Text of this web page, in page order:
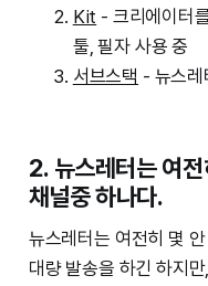
Kit - 크리에이터
툴, 필자 사용 중
서브스택 - 뉴스레
2. 뉴스레터는 여
채널중 하나다.
뉴스레터는 여전히 몇
대량 발송을 하긴 하지